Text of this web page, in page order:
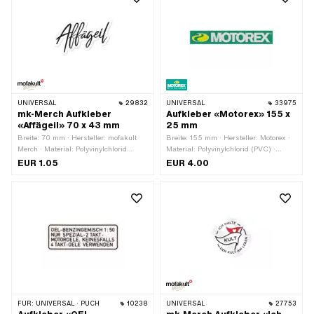
UNIVERSAL 29832
mk-Merch Aufkleber
«Affägeil» 70 x 43 mm
Breite: 70 mm · Hersteller: mofakult
Merch · Material: Polyvinylchlorid
(PVC) · Oberfläche: matt ·
Beschaffenheit Rückseite: Klebstoff ·
EUR 1.05
UNIVERSAL 33975
Aufkleber «Motorex» 155 x
25 mm
Breite: 155 mm · Hersteller: Motorex ·
Material: Polyvinylchlorid (PVC) ·
Oberfläche: glänzend · Farbe: gelb ·
EUR 4.00
FÜR: UNIVERSAL · PUCH 10238 UNIVERSAL 27753